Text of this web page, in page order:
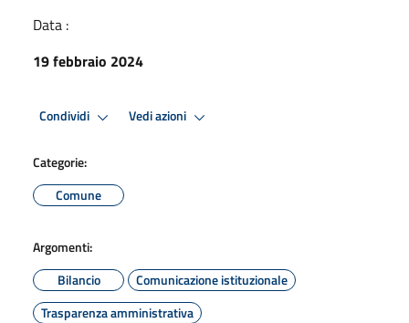
Data :
19 febbraio 2024
Condividi Vedi azioni
Categorie:
Comune
Argomenti:
Bilancio
Comunicazione istituzionale
Trasparenza amministrativa